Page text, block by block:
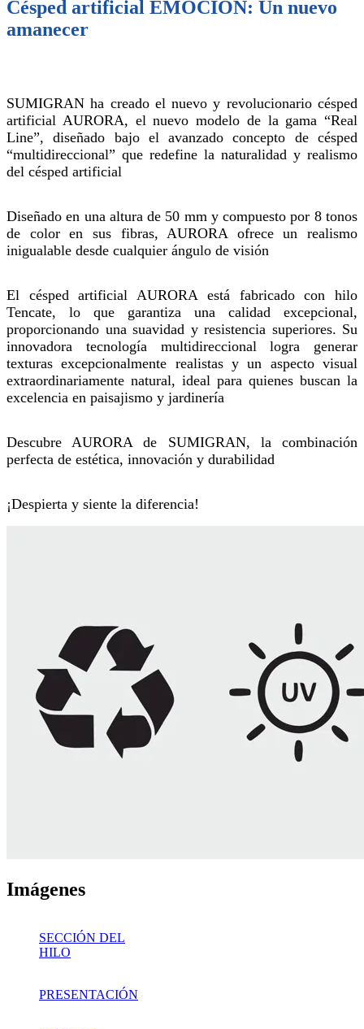
Césped artificial EMOCIÓN: Un nuevo
amanecer
SUMIGRAN ha creado el nuevo y revolucionario césped
artificial AURORA, el nuevo modelo de la gama “Real
Line”, diseñado bajo el avanzado concepto de césped
“multidireccional” que redefine la naturalidad y realismo
del césped artificial
Diseñado en una altura de 50 mm y compuesto por 8 tonos
de color en sus fibras, AURORA ofrece un realismo
inigualable desde cualquier ángulo de visión
El césped artificial AURORA está fabricado con hilo
Tencate, lo que garantiza una calidad excepcional,
proporcionando una suavidad y resistencia superiores. Su
innovadora tecnología multidireccional logra generar
texturas excepcionalmente realistas y un aspecto visual
extraordinariamente natural, ideal para quienes buscan la
excelencia en paisajismo y jardinería
Descubre AURORA de SUMIGRAN, la combinación
perfecta de estética, innovación y durabilidad
¡Despierta y siente la diferencia!
Imágenes
SECCIÓN DEL
HILO
PRESENTACIÓN